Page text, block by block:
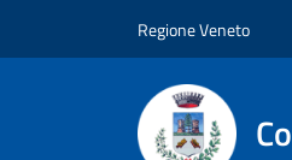
Regione Veneto